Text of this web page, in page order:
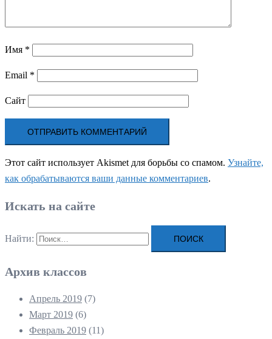
Имя *
Email *
Сайт
Этот сайт использует Akismet для борьбы со спамом. Узнайте,
как обрабатываются ваши данные комментариев.
Искать на сайте
Найти:
Архив классов
Апрель 2019 (7)
Март 2019 (6)
Февраль 2019 (11)